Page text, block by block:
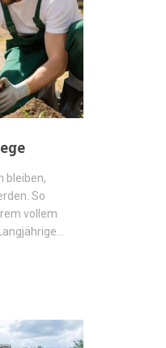
bleiben,
So
vollem